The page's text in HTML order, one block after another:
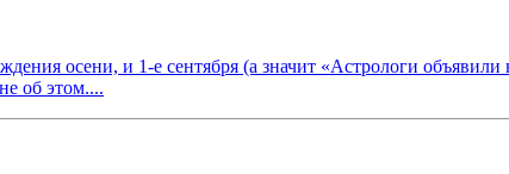
осени, и 1-е сентября (а значит «Астрологи
об этом....